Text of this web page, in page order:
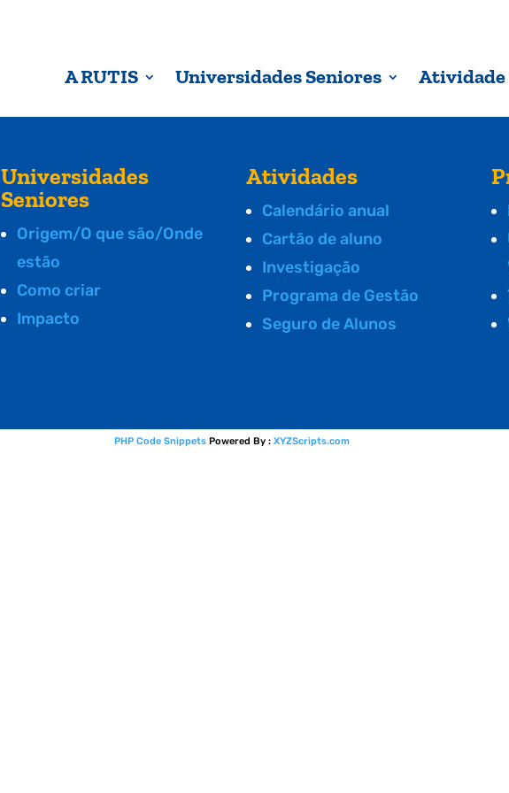
A RUTIS Universidades Seniores Atividade
Universidades
Seniores
Origem/O que são/Onde
estão
Como criar
Impacto
Atividades
Calendário anual
Cartão de aluno
Investigação
Programa de Gestão
Seguro de Alunos
PHP Code Snippets Powered By : XYZScripts.com